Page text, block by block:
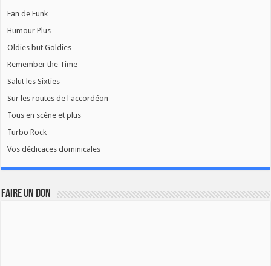
Fan de Funk
Humour Plus
Oldies but Goldies
Remember the Time
Salut les Sixties
Sur les routes de l'accordéon
Tous en scène et plus
Turbo Rock
Vos dédicaces dominicales
FAIRE UN DON